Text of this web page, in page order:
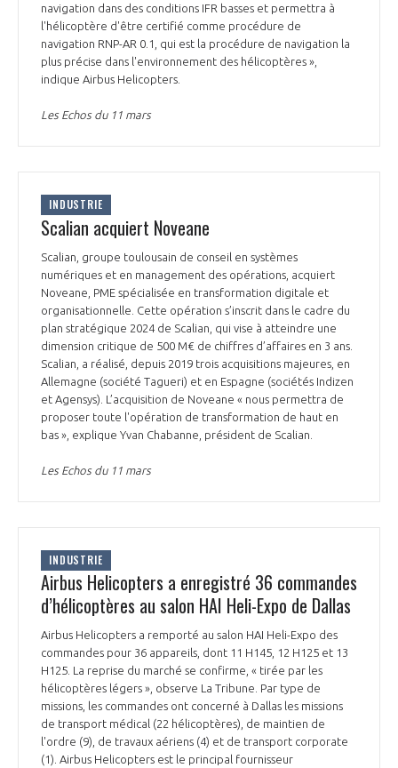
MÉDIATION ET CHARTE D’ENGAGEMENT SUR LES RELATIONS ENTRE
CLIENTS ET FOURNISSEURS
LA MÉDIATION AU-DELÀ DE LA FILIÈRE AÉRONAUTIQUE ET SPATIALE
CHIFFRES CLÉS
LES ENJEUX
EMPLOI & FORMATION
ENVIRONNEMENT
INNOVATION
INTERNATIONALISATION
DOCUMENTS & BROCHURES
RAPPORTS D'ACTIVITÉS
navigation dans des conditions IFR basses et permettra à
l'hélicoptère d'être certifié comme procédure de
navigation RNP-AR 0.1, qui est la procédure de navigation la
plus précise dans l'environnement des hélicoptères »,
indique Airbus Helicopters.
Les Echos du 11 mars
INDUSTRIE
Scalian acquiert Noveane
Scalian, groupe toulousain de conseil en systèmes
numériques et en management des opérations, acquiert
Noveane, PME spécialisée en transformation digitale et
organisationnelle. Cette opération s’inscrit dans le cadre du
plan stratégique 2024 de Scalian, qui vise à atteindre une
dimension critique de 500 M€ de chiffres d’affaires en 3 ans.
Scalian, a réalisé, depuis 2019 trois acquisitions majeures, en
Allemagne (société Tagueri) et en Espagne (sociétés Indizen
et Agensys). L’acquisition de Noveane « nous permettra de
proposer toute l'opération de transformation de haut en
bas », explique Yvan Chabanne, président de Scalian.
Les Echos du 11 mars
INDUSTRIE
Airbus Helicopters a enregistré 36 commandes
d’hélicoptères au salon HAI Heli-Expo de Dallas
Airbus Helicopters a remporté au salon HAI Heli-Expo des
commandes pour 36 appareils, dont 11 H145, 12 H125 et 13
H125. La reprise du marché se confirme, « tirée par les
hélicoptères légers », observe La Tribune. Par type de
missions, les commandes ont concerné à Dallas les missions
de transport médical (22 hélicoptères), de maintien de
l'ordre (9), de travaux aériens (4) et de transport corporate
(1). Airbus Helicopters est le principal fournisseur